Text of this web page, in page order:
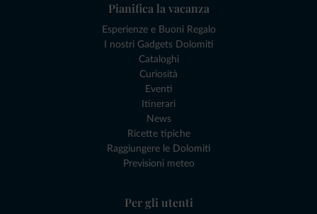
Pianifica la vacanza
Esperienze e Buoni Regalo
I nostri Gadgets Dolomiti
Cataloghi
Curiosità
Eventi
Itinerari
News
Ricette tipiche
Raggiungere le Dolomiti
Previsioni meteo
Per gli utenti